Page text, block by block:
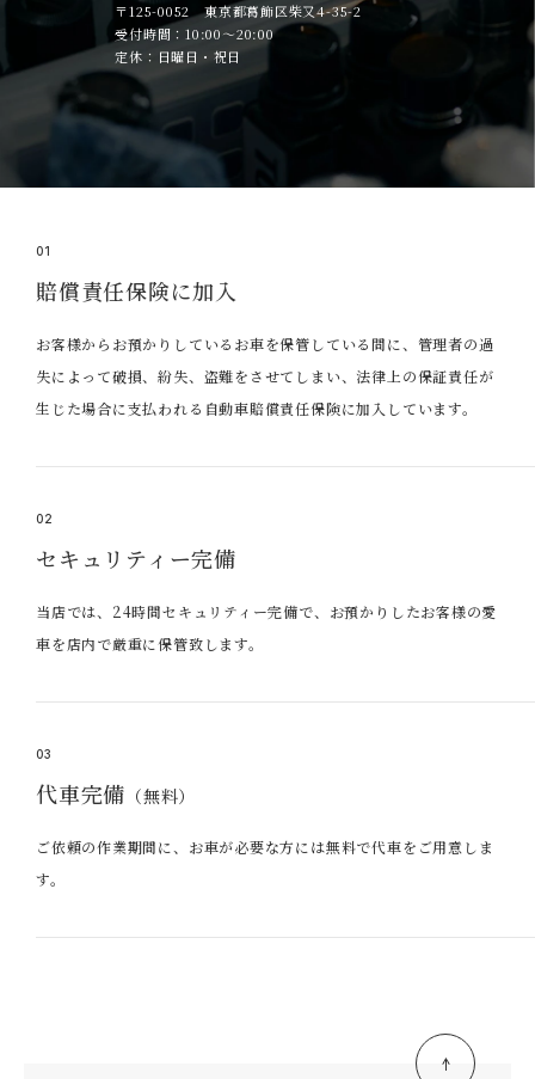
〒125-0052 東京都葛飾区柴又4-35-2
受付時間：10:00～20:00
定休：日曜日・祝日
01
賠償責任保険に加入
お客様からお預かりしているお車を保管している間に、管理者の過
失によって破損、紛失、盗難をさせてしまい、法律上の保証責任が
生じた場合に支払われる自動車賠償責任保険に加入しています。
02
セキュリティー完備
当店では、24時間セキュリティー完備で、お預かりしたお客様の愛
車を店内で厳重に保管致します。
03
代車完備 （無料）
ご依頼の作業期間に、お車が必要な方には無料で代車をご用意しま
す。